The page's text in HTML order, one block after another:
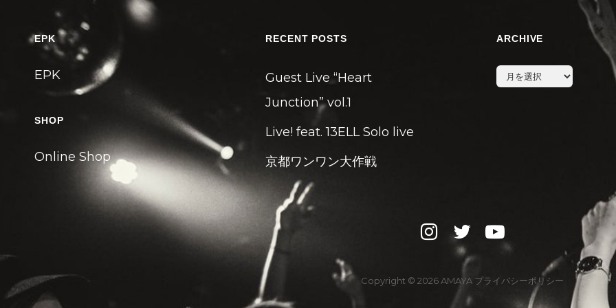
EPK
EPK
SHOP
Online Shop
RECENT POSTS
Guest Live “Heart
Junction” vol.1
Live! feat. 13ELL Solo live
京都ワンワン大作戦
ARCHIVE
archive
instagram
twitteryoutube
Copyright © 2026AMAYA プライバシーポリシー